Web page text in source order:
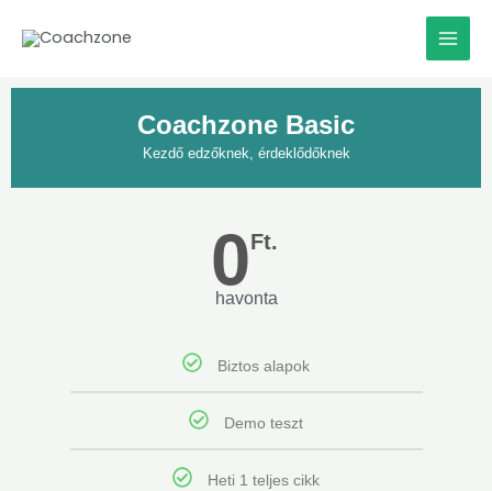
Coachzone Basic
Kezdő edzőknek, érdeklődőknek
0Ft.
havonta
Biztos alapok
Demo teszt
Heti 1 teljes cikk